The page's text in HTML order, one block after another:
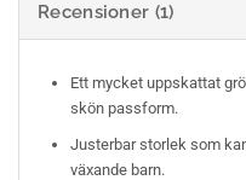
Recensioner (1)
Ett mycket uppskattat
skön passform.
Justerbar storlek som
växande barn.